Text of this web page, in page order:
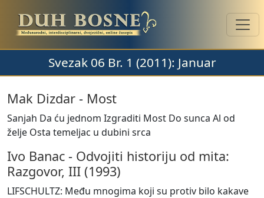
Svezak 06 Br. 1 (2011): Januar
Mak Dizdar - Most
Sanjah Da ću jednom Izgraditi Most Do sunca Al od
želje Osta temeljac u dubini srca
Ivo Banac - Odvojiti historiju od mita:
Razgovor, III (1993)
LIFSCHULTZ: Među mnogima koji su protiv bilo kakave